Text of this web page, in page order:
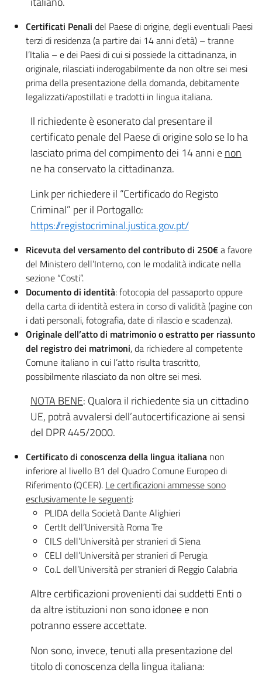
Certificati Penali del Paese di origine, degli eventuali Paesi
terzi di residenza (a partire dai 14 anni d’età) – tranne
l’Italia – e dei Paesi di cui si possiede la cittadinanza, in
originale, rilasciati inderogabilmente da non oltre sei mesi
prima della presentazione della domanda, debitamente
legalizzati/apostillati e tradotti in lingua italiana.
Il richiedente è esonerato dal presentare il
certificato penale del Paese di origine solo se lo ha
lasciato prima del compimento dei 14 anni enon
ne ha conservato la cittadinanza.
Link per richiedere il “Certificado do Registo
Criminal” per il Portogallo:
https://registocriminal.justica.gov.pt/
Ricevuta del versamento del contributo di 250€a favore
del Ministero dell’Interno, con le modalità indicate nella
sezione “Costi”.
Documento di identità: fotocopia del passaporto oppure
della carta di identità estera in corso di validità (pagine con
i dati personali, fotografia, date di rilascio e scadenza).
Originale dell’atto di matrimonio o estratto per riassunto
del registro dei matrimoni, da richiedere al competente
Comune italiano in cui l’atto risulta trascritto,
possibilmente rilasciato da non oltre sei mesi.
NOTA BENE: Qualora il richiedente sia un cittadino
UE, potrà avvalersi dell’autocertificazione ai sensi
del DPR 445/2000.
Certificato di conoscenza della lingua italiana non
inferiore al livello B1 del Quadro Comune Europeo di
Riferimento (QCER). Le certificazioni ammesse sono
esclusivamente le seguenti:
PLIDA della Società Dante Alighieri
CertIt dell’Università Roma Tre
CILS dell’Università per stranieri di Siena
CELI dell’Università per stranieri di Perugia
Co.L dell’Università per stranieri di Reggio Calabria
Altre certificazioni provenienti dai suddetti Enti o
da altre istituzioni non sono idonee e non
potranno essere accettate.
Non sono, invece, tenuti alla presentazione del
titolo di conoscenza della lingua italiana: